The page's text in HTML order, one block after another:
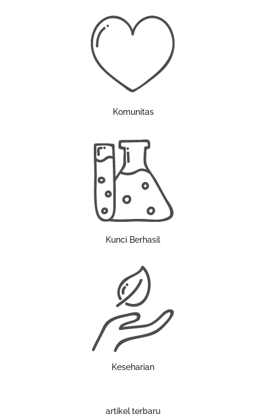
Komunitas
Kunci Berhasil
Keseharian
artikel terbaru